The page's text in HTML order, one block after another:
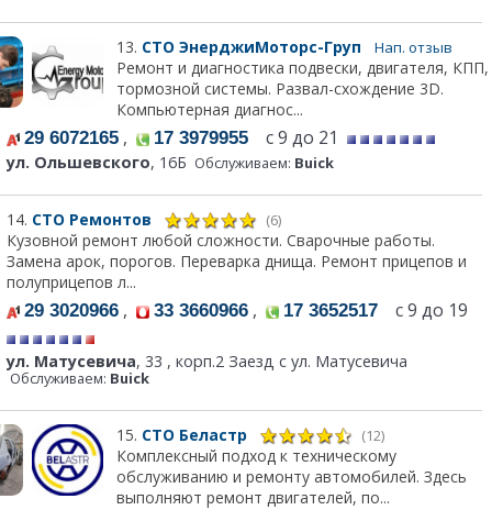
13. СТО ЭнерджиМоторс-Груп Нап. отзыв
Ремонт и диагностика подвески, двигателя, КПП,
тормозной системы. Развал-схождение 3D.
Компьютерная диагнос...
29 6072165 , 17 3979955 с 9 до 21
ул. Ольшевского, 16Б Обслуживаем: Buick
14. СТО Ремонтов (6)
Кузовной ремонт любой сложности. Сварочные работы.
Замена арок, порогов. Переварка днища. Ремонт прицепов и
полуприцепов л...
29 3020966 , 33 3660966 , 17 3652517 с 9 до 19
ул. Матусевича, 33 , корп.2 Заезд с ул. Матусевича
Обслуживаем: Buick
15. СТО Беластр (12)
Комплексный подход к техническому
обслуживанию и ремонту автомобилей. Здесь
выполняют ремонт двигателей, по...